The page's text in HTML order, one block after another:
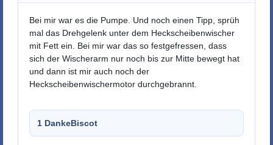
Bei mir war es die Pumpe. Und noch einen Tipp, sprüh
mal das Drehgelenk unter dem Heckscheibenwischer
mit Fett ein. Bei mir war das so festgefressen, dass
sich der Wischerarm nur noch bis zur Mitte bewegt hat
und dann ist mir auch noch der
Heckscheibenwischermotor durchgebrannt.
1 DankeBiscot